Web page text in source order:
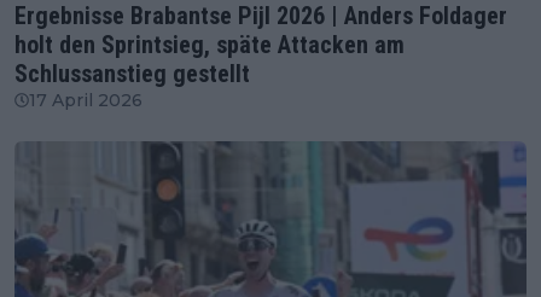
Ergebnisse Brabantse Pijl 2026 | Anders Foldager
holt den Sprintsieg, späte Attacken am
Schlussanstieg gestellt
17 April 2026